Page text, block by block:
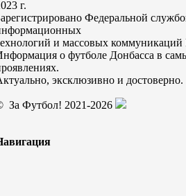
г.
Федеральной
и массовых
о футболе Донбасса в
эксклюзивно и достоверно.
За Футбол! 2021-2026